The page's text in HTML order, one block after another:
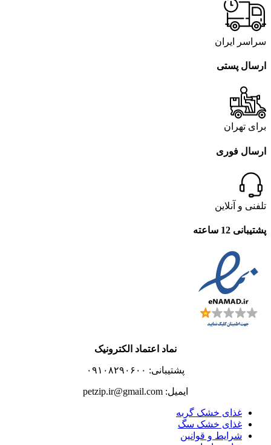
سراسر ایران
ارسال پستی
برای تهران
ارسال فوری
تلفنی و آنلاین
پشتیبانی 12 ساعته
نماد اعتماد الکترونیک
پشتیبانی: ۰۹۱۰۸۲۹۰۶۰۰
ایمیل: petzip.ir@gmail.com
غذای خشک گربه
غذای خشک سگ
شرایط و قوانین